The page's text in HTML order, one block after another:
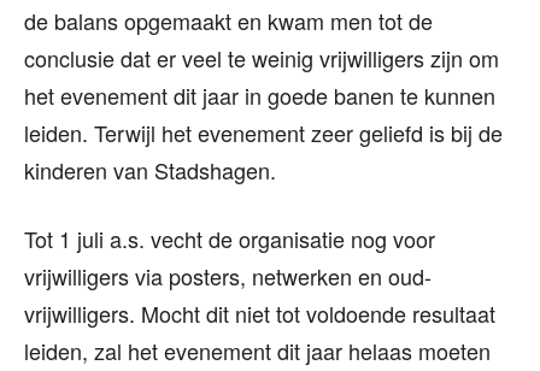
de balans opgemaakt en kwam men tot de
conclusie dat er veel te weinig vrijwilligers zijn om
het evenement dit jaar in goede banen te kunnen
leiden. Terwijl het evenement zeer geliefd is bij de
kinderen van Stadshagen.
Tot 1 juli a.s. vecht de organisatie nog voor
vrijwilligers via posters, netwerken en oud-
vrijwilligers. Mocht dit niet tot voldoende resultaat
leiden, zal het evenement dit jaar helaas moeten